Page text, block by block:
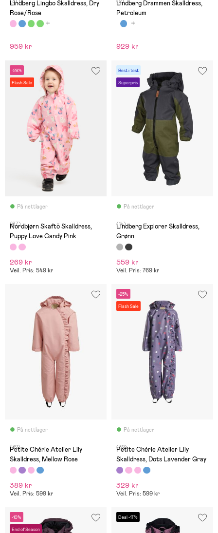
Lindberg Lingbo Skalldress, Dry
Rose/Rose
959 kr
Lindberg Drammen Skalldress,
Petroleum
929 kr
-29%
Flash Sale
På nettlager
(67)
Nordbjørn Skaftö Skalldress,
Puppy Love Candy Pink
269 kr
Veil. Pris: 549 kr
Best i test
Superpris
På nettlager
(14)
Lindberg Explorer Skalldress,
Grønn
559 kr
Veil. Pris: 769 kr
På nettlager
(32)
Petite Chérie Atelier Lily
Skalldress, Mellow Rose
389 kr
Veil. Pris: 599 kr
-25%
Flash Sale
På nettlager
(32)
Petite Chérie Atelier Lily
Skalldress, Dots Lavender Gray
329 kr
Veil. Pris: 599 kr
-10%
End of Season
Deal -17%